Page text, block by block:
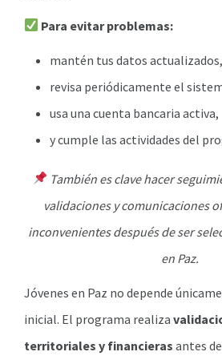
Para evitar problemas:
mantén tus datos actualizados,
revisa periódicamente el
usa una cuenta bancaria activa,
y cumple las actividades del
También es clave hacer
validaciones y comunicaciones
inconvenientes después de ser
en Paz.
Jóvenes en Paz no depende
inicial. El programa realiza
territoriales y financieras antes